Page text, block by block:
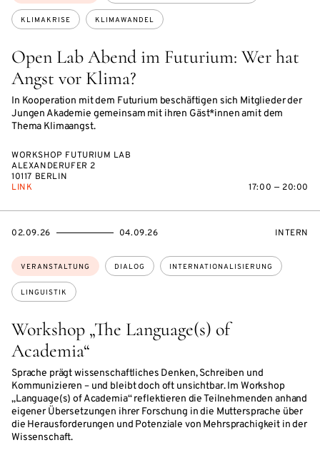
Open Lab Abend im Futurium: Wer hat
Angst vor Klima?
In Kooperation mit dem Futurium beschäftigen sich Mitglieder der
Jungen Akademie gemeinsam mit ihren Gäst*innen amit dem
Thema Klimaangst.
KLIMAKRISE KLIMAWANDEL
WORKSHOP FUTURIUM LAB
ALEXANDERUFER 2
10117 BERLIN
LINK
17:00 — 20:00
Workshop „The Language(s) of
Academia“
Sprache prägt wissenschaftliches Denken, Schreiben und
Kommunizieren – und bleibt doch oft unsichtbar. Im Workshop
„Language(s) of Academia“ reflektieren die Teilnehmenden anhand
eigener Übersetzungen ihrer Forschung in die Muttersprache über
die Herausforderungen und Potenziale von Mehrsprachigkeit in der
Wissenschaft.
Themen:
VERANSTALTUNG DIALOG INTERNATIONALISIERUNG
LINGUISTIK
EVENTBEGINSON
02.09.26
EVENTENDSON 04.09.26 INTERN